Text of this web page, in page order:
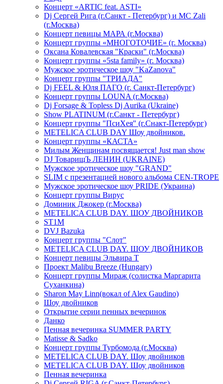
Концерт «ARTIC feat. ASTI»
Dj Сергей Рига (г.Санкт - Петербург) и MC Zali
(г.Москва)
Концерт певицы МАРА (г.Москва)
Концерт группы «МНОГОТОЧИЕ» (г. Москва)
Оксана Ковалевская "Краски" (г.Москва)
Концерт группы «5sta family» (г. Москва)
Мужское эротическое шоу "KaZanova"
Концерт группы "ТРИАДА"
Dj FEEL & Юля ПАГО (г. Санкт-Петербург)
Концерт группы LOUNA (г.Москва)
Dj Forsage & Topless Dj Aurika (Ukraine)
Show PLATINUM (г.Санкт - Петербург)
Концерт группы "ПсиХея" (г.Снакт-Петербург)
METELICA CLUB DAY Шоу двойников.
Концерт группы «КАСТА»
Милым Женщинам посвящается! Just man show
DJ ТоварищЪ ЛЕНИН (UKRAINE)
Мужское эротическое шоу "GRAND"
SLIM с презентацией нового альбома CEN-TROPE
Мужское эротическое шоу PRIDE (Украина)
Концерт группы Вирус
Доминик Джокер (г.Москва)
METELICA CLUB DAY. ШОУ ДВОЙНИКОВ
ST1M
DVJ Bazuka
Концерт группы "Слот"
METELICA CLUB DAY. ШОУ ДВОЙНИКОВ
Концерт певицы Эльвира Т
Проект Malibu Breeze (Hungary)
Концерт группы Мираж (солистка Маргарита
Суханкина)
Sharon May Linn(вокал of Alex Gaudino)
Шоу двойников
Открытие серии пенных вечеринок
Данко
Пенная вечеринка SUMMER PARTY
Matisse & Sadko
Концерт группы Турбомода (г.Москва)
METELICA CLUB DAY. Шоу двойников
METELICA CLUB DAY. Шоу двойников
Пенная вечеринка